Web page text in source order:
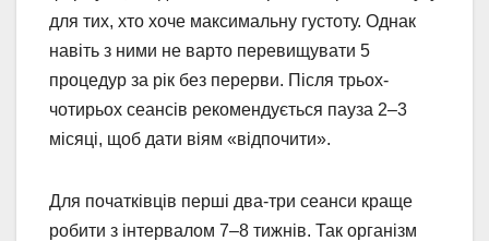
для тих, хто хоче максимальну густоту. Однак
навіть з ними не варто перевищувати 5
процедур за рік без перерви. Після трьох-
чотирьох сеансів рекомендується пауза 2–3
місяці, щоб дати віям «відпочити».
Для початківців перші два-три сеанси краще
робити з інтервалом 7–8 тижнів. Так організм